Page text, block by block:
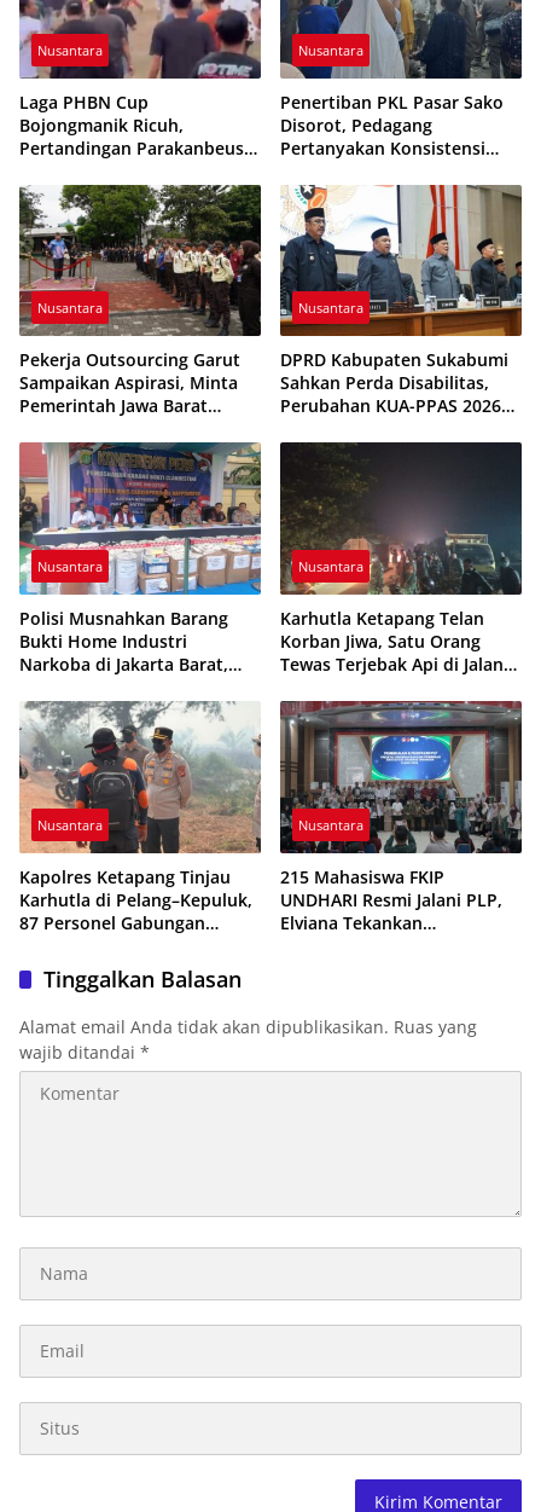
Nusantara
Laga PHBN Cup
Bojongmanik Ricuh,
Pertandingan Parakanbeusi
Dihentikan
Nusantara
Penertiban PKL Pasar Sako
Disorot, Pedagang
Pertanyakan Konsistensi
Pungutan
Nusantara
Pekerja Outsourcing Garut
Sampaikan Aspirasi, Minta
Pemerintah Jawa Barat
Nusantara
DPRD Kabupaten Sukabumi
Sahkan Perda Disabilitas,
Perubahan KUA-PPAS 2026
Nusantara
Polisi Musnahkan Barang
Bukti Home Industri
Narkoba di Jakarta Barat,
Beredar
Nusantara
Karhutla Ketapang Telan
Korban Jiwa, Satu Orang
Tewas Terjebak Api di Jalan
Nusantara
Kapolres Ketapang Tinjau
Karhutla di Pelang–Kepuluk,
87 Personel Gabungan
Nusantara
215 Mahasiswa FKIP
UNDHARI Resmi Jalani PLP,
Elviana Tekankan
Tinggalkan Balasan
Alamat email Anda tidak akan dipublikasikan. Ruas yang
wajib ditandai *